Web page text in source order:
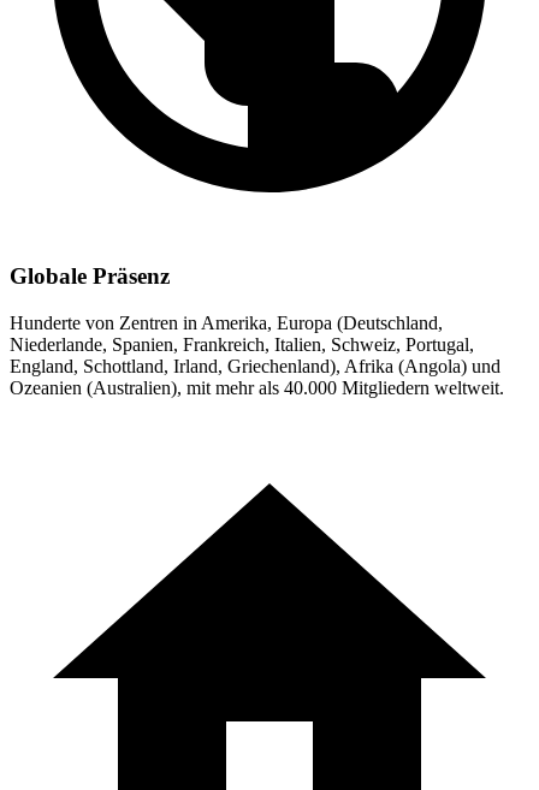
Globale Präsenz
Hunderte von Zentren in Amerika, Europa (Deutschland,
Niederlande, Spanien, Frankreich, Italien, Schweiz, Portugal,
England, Schottland, Irland, Griechenland), Afrika (Angola) und
Ozeanien (Australien), mit mehr als 40.000 Mitgliedern weltweit.